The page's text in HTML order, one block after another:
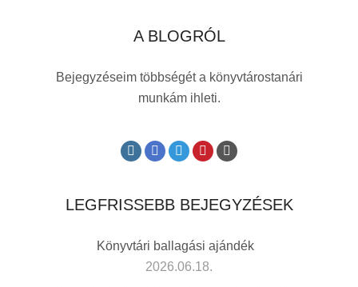
A BLOGRÓL
Bejegyzéseim többségét a könyvtárostanári
munkám ihleti.
LEGFRISSEBB BEJEGYZÉSEK
Könyvtári ballagási ajándék
2026.06.18.